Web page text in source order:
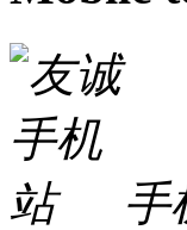
手